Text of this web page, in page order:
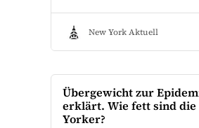
New York Aktuell
Übergewicht zur
erklärt. Wie fett sind die
Yorker?